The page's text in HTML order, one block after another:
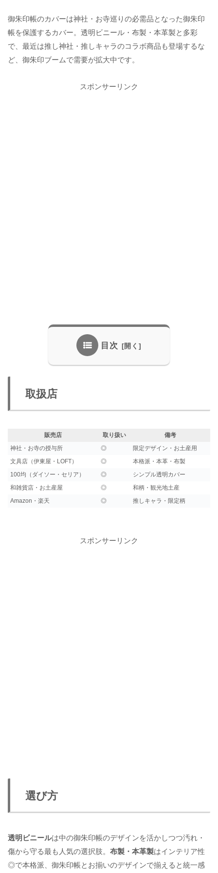
御朱印帳のカバーは神社・お寺巡りの必需品となった御朱印
帳を保護するカバー。透明ビニール・布製・本革製と多彩
で、最近は推し神社・推しキャラのコラボ商品も登場するな
ど、御朱印ブームで需要が拡大中です。
スポンサーリンク
目次
取扱店
販売店 取り扱い
備考
神社・お寺の授与所
◎
限定デザイン・お土産用
文具店（伊東屋・LOFT）
◎
本格派・本革・布製
100均（ダイソー・セリア）
◎
シンプル透明カバー
和雑貨店・お土産屋
◎
和柄・観光地土産
Amazon・楽天
◎ 推しキャラ・限定柄
スポンサーリンク
選び方
透明ビニールは中の御朱印帳のデザインを活かしつつ汚れ・
傷から守る最も人気の選択肢。 布製・本革製はインテリア性
◎で本格派、御朱印帳とお揃いのデザインで揃えると統一感